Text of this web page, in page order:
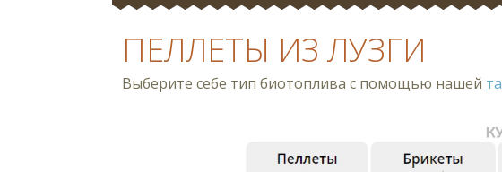
ПЕЛЛЕТЫ ИЗ ЛУЗГИ
Выберите себе тип биотоплива с помощью нашей